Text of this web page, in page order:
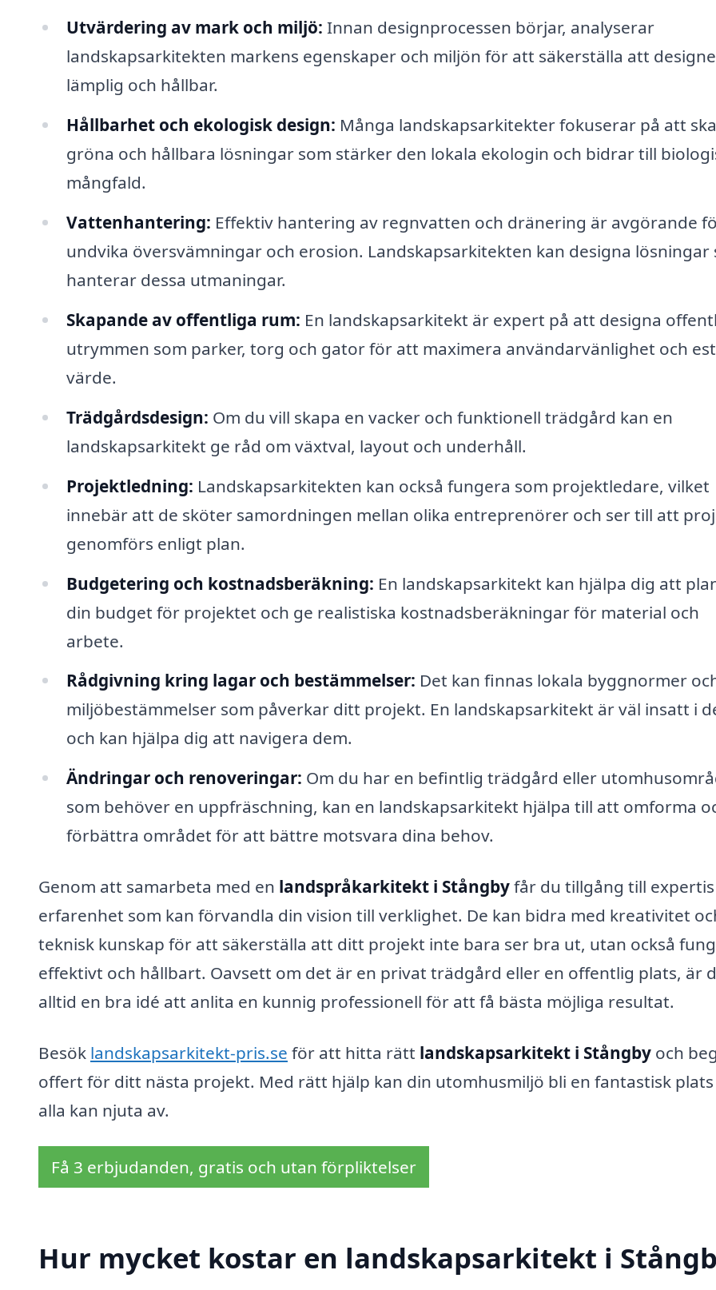
Utvärdering av mark och miljö: Innan designprocessen börjar, analyserar
landskapsarkitekten markens egenskaper och miljön för att säkerställa att
lämplig och hållbar.
Hållbarhet och ekologisk design: Många landskapsarkitekter fokuserar på att
gröna och hållbara lösningar som stärker den lokala ekologin och bidrar till
mångfald.
Vattenhantering: Effektiv hantering av regnvatten och dränering är avgörande
undvika översvämningar och erosion. Landskapsarkitekten kan designa lösningar
hanterar dessa utmaningar.
Skapande av offentliga rum: En landskapsarkitekt är expert på att designa
utrymmen som parker, torg och gator för att maximera användarvänlighet och
värde.
Trädgårdsdesign: Om du vill skapa en vacker och funktionell trädgård kan en
landskapsarkitekt ge råd om växtval, layout och underhåll.
Projektledning: Landskapsarkitekten kan också fungera som projektledare, vilket
innebär att de sköter samordningen mellan olika entreprenörer och ser till att
genomförs enligt plan.
Budgetering och kostnadsberäkning: En landskapsarkitekt kan hjälpa dig att
din budget för projektet och ge realistiska kostnadsberäkningar för material och
arbete.
Rådgivning kring lagar och bestämmelser: Det kan finnas lokala byggnormer
miljöbestämmelser som påverkar ditt projekt. En landskapsarkitekt är väl insatt i
och kan hjälpa dig att navigera dem.
Ändringar och renoveringar: Om du har en befintlig trädgård eller
som behöver en uppfräschning, kan en landskapsarkitekt hjälpa till att omforma
förbättra området för att bättre motsvara dina behov.
Genom att samarbeta med en landspråkarkitekt i Stångbyfår du tillgång till
erfarenhet som kan förvandla din vision till verklighet. De kan bidra med kreativitet
teknisk kunskap för att säkerställa att ditt projekt inte bara ser bra ut, utan också
effektivt och hållbart. Oavsett om det är en privat trädgård eller en offentlig plats, är
alltid en bra idé att anlita en kunnig professionell för att få bästa möjliga resultat.
Besök landskapsarkitekt-pris.se för att hitta rätt landskapsarkitekt i Stångby och
offert för ditt nästa projekt. Med rätt hjälp kan din utomhusmiljö bli en fantastisk plats
alla kan njuta av.
Få 3 erbjudanden, gratis och utan förpliktelser
Hur mycket kostar en landskapsarkitekt i